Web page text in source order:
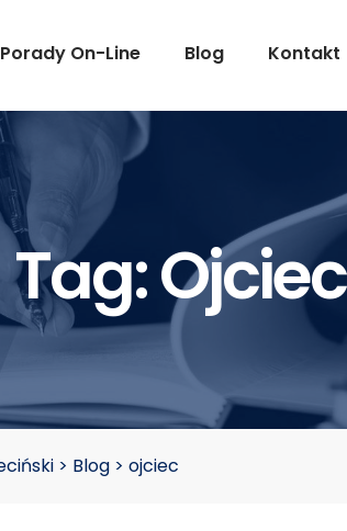
Porady On-Line Blog Kontakt
Tag:Ojciec
> Blog > ojciec